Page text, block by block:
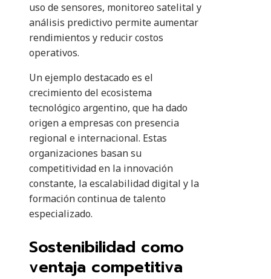
uso de sensores, monitoreo satelital y
análisis predictivo permite aumentar
rendimientos y reducir costos
operativos.
Un ejemplo destacado es el
crecimiento del ecosistema
tecnológico argentino, que ha dado
origen a empresas con presencia
regional e internacional. Estas
organizaciones basan su
competitividad en la innovación
constante, la escalabilidad digital y la
formación continua de talento
especializado.
Sostenibilidad como
ventaja competitiva